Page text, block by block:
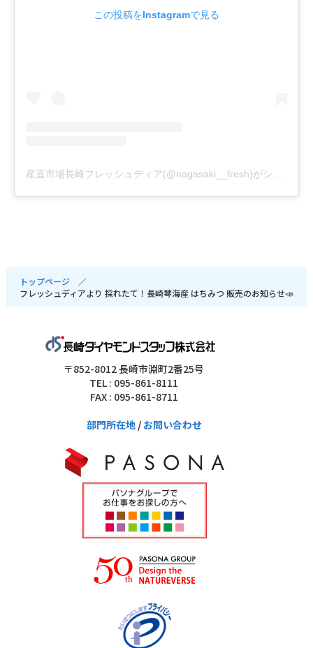
この投稿をInstagramで見る
産直市場長崎フレッシュディア(@nagasaki__fresh)がシェアした投稿
トップページ
フレッシュディアより 採れたて！長崎琴海産 はちみつ 販売のお知らせ📣
〒852-8012 長崎市淵町2番25号
TEL : 095-861-8111
FAX : 095-861-8711
部門所在地 / お問い合わせ